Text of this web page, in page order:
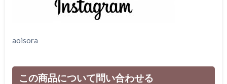
aoisora
この商品について問い合わせる